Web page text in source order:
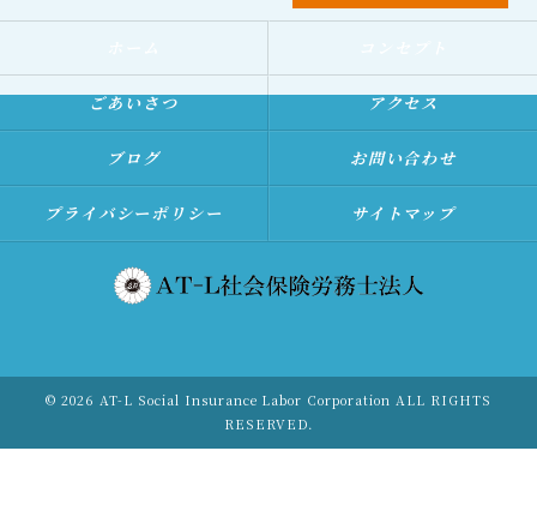
ごあいさつ アクセス
ブログ お問い合わせ
プライバシーポリシー サイトマップ
© 2026 AT-L Social Insurance Labor Corporation ALL RIGHTS
RESERVED.